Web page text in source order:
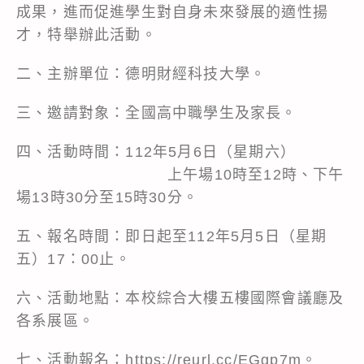
成果，進而促進學生對自身未來發展的適性揚
才，特舉辦此活動。
二、主辦單位：德明財經科技大學。
三、邀請對象：全國高中職學生及家長。
四、活動時間：112年5月6日（星期六）
上午場10時至12時、下午
場13時30分至15時30分。
五、報名時間：即日起至112年5月5日（星期
五）17：00止。
六、活動地點：本校綜合大樓五樓國際會議廳及
各系展區。
七、活動報名： https://reurl.cc/EGgp7m 。